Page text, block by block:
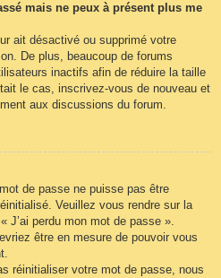
mais ne peux à présent plus me
ait désactivé ou supprimé votre
De plus, beaucoup de forums
inactifs afin de réduire la taille
le cas, inscrivez-vous de nouveau et
aux discussions du forum.
de passe ne puisse pas être
Veuillez vous rendre sur la
J’ai perdu mon mot de passe ».
être en mesure de pouvoir vous
réinitialiser votre mot de passe, nous